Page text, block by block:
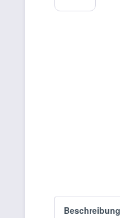
Beschreibung